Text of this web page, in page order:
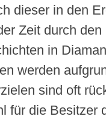
dieser in den
Zeit durch
in
werden
sind oft
für die Besitzer